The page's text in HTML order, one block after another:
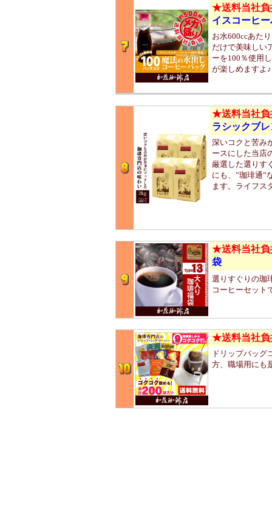
★送料当社
イスコーヒ
お水600ccあた
だけで美味しい
ーを100％使用
が楽しめますよ♪
★送料当社
ラシックブ
深いコクと苦み
ースにした当店
厳選した選りす
にも、”珈琲通”
ます。ライフス
★送料当社
袋
選りすぐりの珈
コーヒーセット
★送料当社
ドリップバッグ
方、職場用にも